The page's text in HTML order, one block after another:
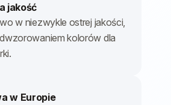
jakość
w niezwykle ostrej jakości,
kolorów dla
w Europie